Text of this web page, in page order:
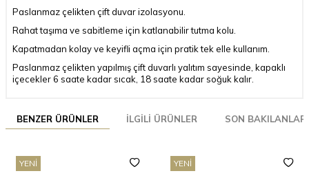
Paslanmaz çelikten çift duvar izolasyonu.
Rahat taşıma ve sabitleme için katlanabilir tutma kolu.
Kapatmadan kolay ve keyifli açma için pratik tek elle kullanım.
Paslanmaz çelikten yapılmış çift duvarlı yalıtım sayesinde, kapaklı
içecekler 6 saate kadar sıcak, 18 saate kadar soğuk kalır.
BENZER ÜRÜNLER İLGILI ÜRÜNLER SON BAKILANLAR
YENI YENI